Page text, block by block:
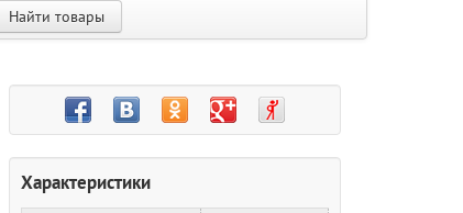
Найти товары
Характеристики